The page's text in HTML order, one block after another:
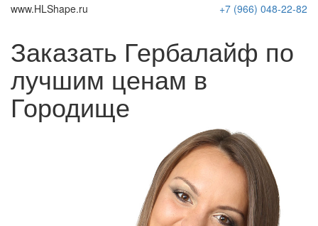
www.HLShape.ru +7 (966) 048-22-82
Заказать Гербалайф по
лучшим ценам в
Городище